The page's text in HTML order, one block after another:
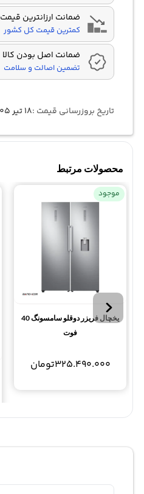
ضمانت ارزانترین قیمت
کمترین قیمت کل کشور
ضمانت اصل بودن کالا
تضمین اصالت و سلامت
تاریخ بروزرسانی قیمت :۱۸ تیر ۱۴۰۵
محصولات مرتبط
موجود
یخچال فریزر دوقلو سامسونگ 40
فوت
325.490.000تومان